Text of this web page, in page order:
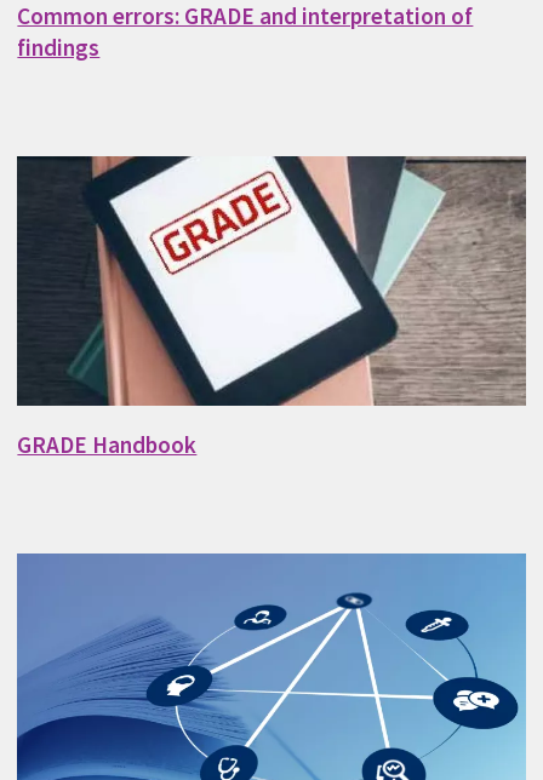
Common errors: GRADE and interpretation of
findings
GRADE Handbook